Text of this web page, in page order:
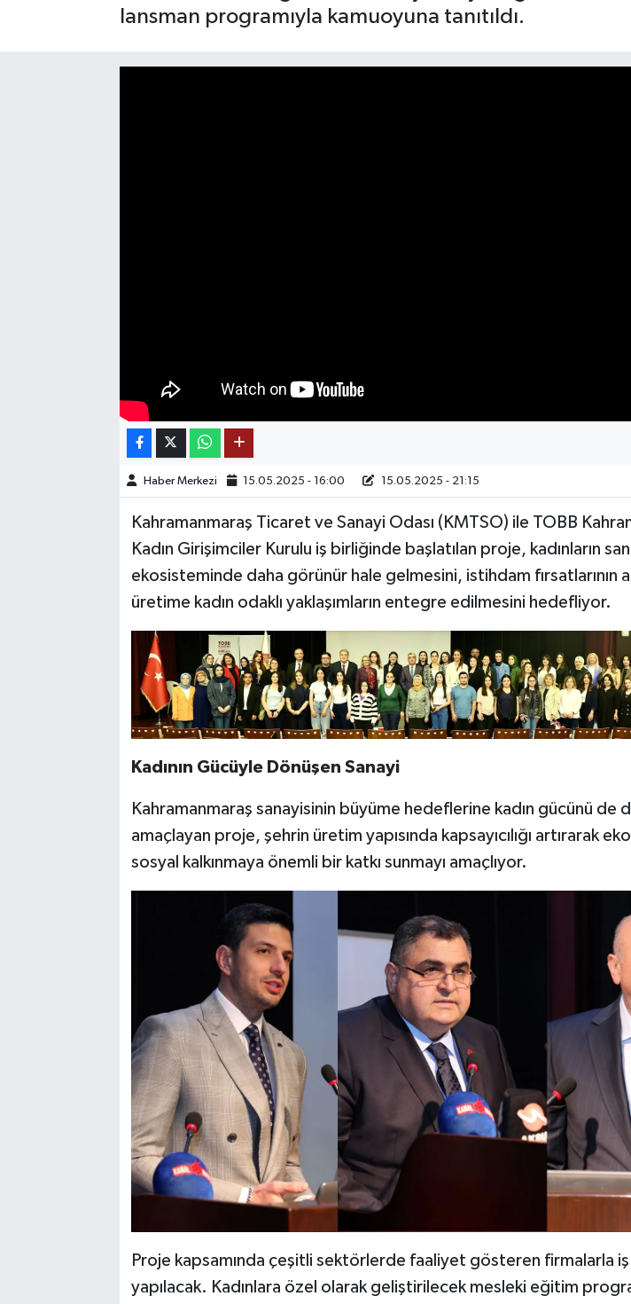
lansman programıyla kamuoyuna tanıtıldı.
Haber Merkezi 15.05.2025 - 16:00 15.05.2025 - 21:15
Kahramanmaraş Ticaret ve Sanayi Odası (KMTSO) ile TOBB
Kadın Girişimciler Kurulu iş birliğinde başlatılan proje, kadınların
ekosisteminde daha görünür hale gelmesini, istihdam fırsatlarının
üretime kadın odaklı yaklaşımların entegre edilmesini hedefliyor.
Kadının Gücüyle Dönüşen Sanayi
Kahramanmaraş sanayisinin büyüme hedeflerine kadın gücünü de
amaçlayan proje, şehrin üretim yapısında kapsayıcılığı artırarak
sosyal kalkınmaya önemli bir katkı sunmayı amaçlıyor.
Proje kapsamında çeşitli sektörlerde faaliyet gösteren firmalarla
yapılacak. Kadınlara özel olarak geliştirilecek mesleki eğitim
KÜLTÜR SANAT